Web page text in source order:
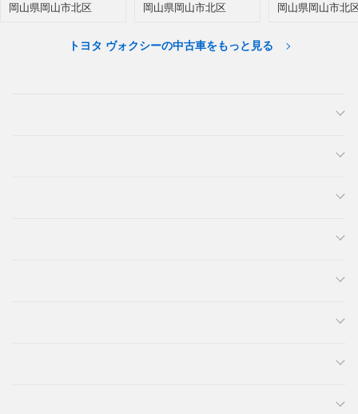
岡山県岡山市北区 岡山県岡山市北区 岡山県岡山市北
トヨタ ヴォクシーの中古車をもっと見る